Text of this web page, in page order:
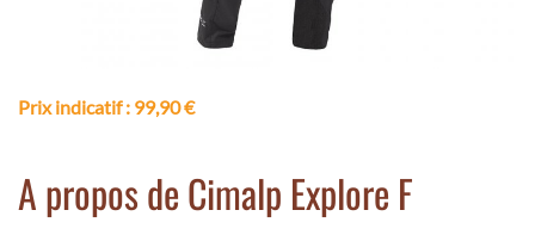
Prix indicatif: 99,90 €
A propos de Cimalp Explore F